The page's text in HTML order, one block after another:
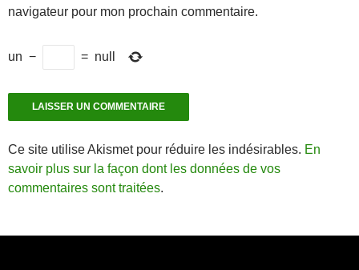
navigateur pour mon prochain commentaire.
un − = null
Ce site utilise Akismet pour réduire les indésirables. En
savoir plus sur la façon dont les données de vos
commentaires sont traitées.